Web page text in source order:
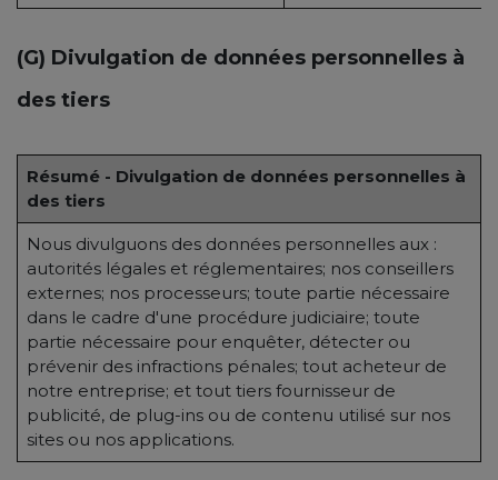
(G) Divulgation de données personnelles à
des tiers
Résumé - Divulgation de données personnelles à
des tiers
Nous divulguons des données personnelles aux :
autorités légales et réglementaires; nos conseillers
externes; nos processeurs; toute partie nécessaire
dans le cadre d'une procédure judiciaire; toute
partie nécessaire pour enquêter, détecter ou
prévenir des infractions pénales; tout acheteur de
notre entreprise; et tout tiers fournisseur de
publicité, de plug-ins ou de contenu utilisé sur nos
sites ou nos applications.